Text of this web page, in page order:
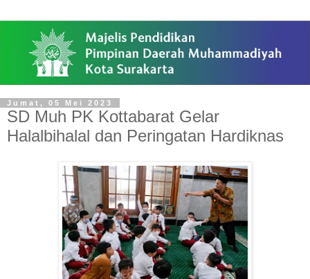
Jumat, 05 Mei 2023
SD Muh PK Kottabarat Gelar
Halalbihalal dan Peringatan Hardiknas